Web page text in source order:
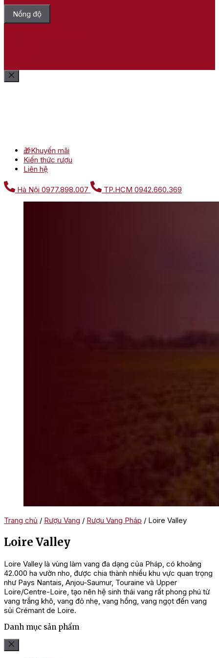
Nồng độ
🎁Khuyến mãi
Kiến thức rượu
Liên hệ
Hà Nội 0977.898.007 TP.HCM 0942.660.369
Trang chủ / Rượu Vang / Rượu Vang Pháp / Loire Valley
Loire Valley
Loire Valley là vùng làm vang đa dạng của Pháp, có khoảng
42.000 ha vườn nho, được chia thành nhiều khu vực quan trọng
như Pays Nantais, Anjou-Saumur, Touraine và Upper
Loire/Centre-Loire, tạo nên hệ sinh thái vang rất phong phú từ
vang trắng khô, vang đỏ nhẹ, vang hồng, vang ngọt đến vang
sủi Crémant de Loire.
Danh mục sản phẩm